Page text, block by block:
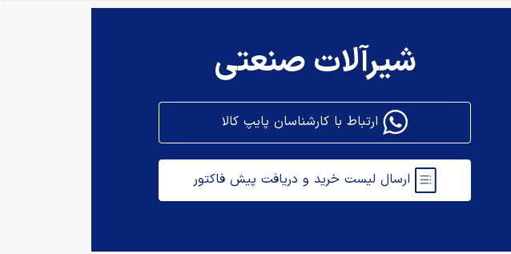
شیرآلات صنعتی
ارتباط با کارشناسان پایپ کالا